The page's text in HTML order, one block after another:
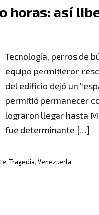
horas: así
Tecnología, perros de
equipo permitieron
del edificio dejó un
permitió permanecer
lograron llegar hasta
fue determinante […]
, Tragedia, Venezuerla